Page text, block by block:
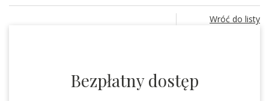
Wróć do listy
Bezpłatny dostęp